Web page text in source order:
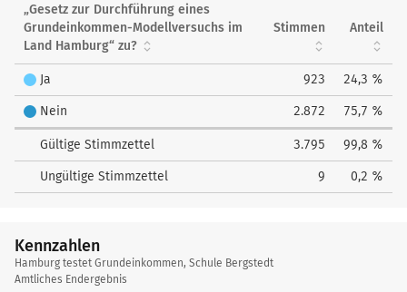
„Gesetz zur Durchführung eines
Grundeinkommen-Modellversuchs im
Land Hamburg“ zu?
Stimmen Anteil
Ja 923 24,3 %
Nein 2.872 75,7 %
Gültige Stimmzettel 3.795 99,8 %
Ungültige Stimmzettel 9 0,2 %
Kennzahlen
Kennzahlen
Hamburg testet Grundeinkommen, Schule Bergstedt
Amtliches Endergebnis